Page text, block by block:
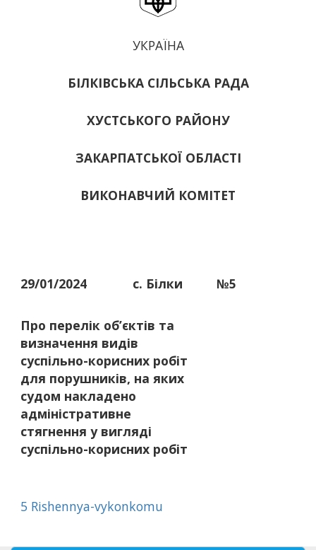
УКРАЇНА
БІЛКІВСЬКА СІЛЬСЬКА РАДА
ХУСТСЬКОГО РАЙОНУ
ЗАКАРПАТСЬКОЇ ОБЛАСТІ
ВИКОНАВЧИЙ КОМІТЕТ
29/01/2024 с. Білки №5
Про перелік об’єктів та
визначення видів
суспільно-корисних робіт
для порушників, на яких
судом накладено
адміністративне
стягнення у вигляді
суспільно-корисних робіт
5 Rishennya-vykonkomu